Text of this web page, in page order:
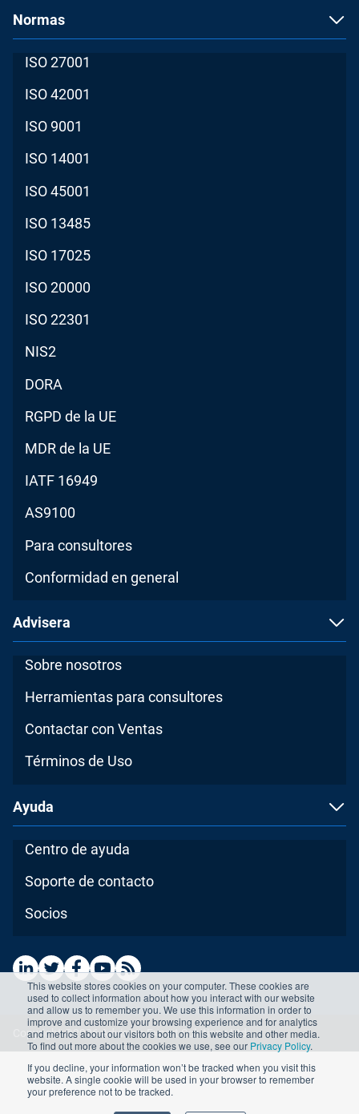
This website stores cookies on your computer. These cookies are
used to collect information about how you interact with our website
and allow us to remember you. We use this information in order to
improve and customize your browsing experience and for analytics
and metrics about our visitors both on this website and other media.
To find out more about the cookies we use, see our Privacy Policy.
If you decline, your information won’t be tracked when you visit this
website. A single cookie will be used in your browser to remember
your preference not to be tracked.
Normas
ISO 27001
ISO 42001
ISO 9001
ISO 14001
ISO 45001
ISO 13485
ISO 17025
ISO 20000
ISO 22301
NIS2
DORA
RGPD de la UE
MDR de la UE
IATF 16949
AS9100
Para consultores
Conformidad en general
Advisera
Sobre nosotros
Herramientas para consultores
Contactar con Ventas
Términos de Uso
Ayuda
Centro de ayuda
Soporte de contacto
Socios
Copyright ©2026 Advisera Expert Solutions Ltd